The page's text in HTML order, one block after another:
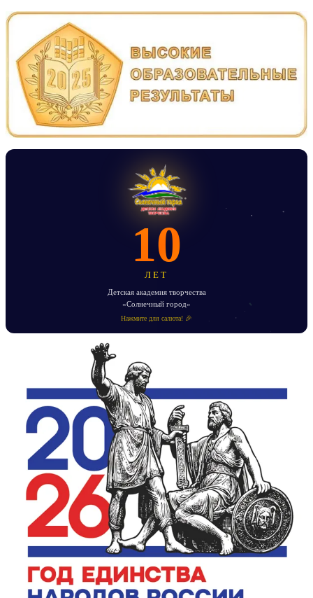
10
ЛЕТ
Детская академия творчества
«Солнечный город»
Нажмите для салюта! 🎉